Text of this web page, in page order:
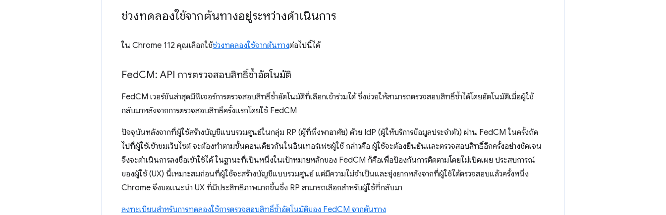
ช่วงทดลองใช้จากต้นทางอยู่ระหว่างดำเนินการ
ใน Chrome 112 คุณเลือกใช้ช่วงทดลองใช้จากต้นทางต่อไปนี้ได้
FedCM: API การตรวจสอบสิทธิ์ซ้ำอัตโนมัติ
FedCM เวอร์ชันล่าสุดมีฟีเจอร์การตรวจสอบสิทธิ์ซ้ำอัตโนมัติที่เลือกเข้าร่วมได้ ซึ่งช่วยให้สามารถตรวจสอบสิทธิ์ซ้ำได้โดยอัตโนมัติเมื่อผู้ใช้
กลับมาหลังจากการตรวจสอบสิทธิ์ครั้งแรกโดยใช้ FedCM
ปัจจุบันหลังจากที่ผู้ใช้สร้างบัญชีแบบรวมศูนย์ในกลุ่ม RP (ผู้ที่พึ่งพาอาศัย) ด้วย IdP (ผู้ให้บริการข้อมูลประจำตัว) ผ่าน FedCM ในครั้งถัด
ไปที่ผู้ใช้เข้าชมเว็บไซต์ จะต้องทำตามขั้นตอนเดียวกันในอินเทอร์เฟซผู้ใช้ กล่าวคือ ผู้ใช้จะต้องยืนยันและตรวจสอบสิทธิ์อีกครั้งอย่างชัดเจน
จึงจะดําเนินการลงชื่อเข้าใช้ได้ ในฐานะที่เป็นหนึ่งในเป้าหมายหลักของ FedCM ก็คือเพื่อป้องกันการติดตามโดยไม่เปิดเผย ประสบการณ์
ของผู้ใช้ (UX) นี้เหมาะสมก่อนที่ผู้ใช้จะสร้างบัญชีแบบรวมศูนย์ แต่มีความไม่จำเป็นและยุ่งยากหลังจากที่ผู้ใช้ได้ตรวจสอบแล้วครั้งหนึ่ง
Chrome จึงขอแนะนำ UX ที่มีประสิทธิภาพมากขึ้นซึ่ง RP สามารถเลือกสำหรับผู้ใช้ที่กลับมา
ลงทะเบียนสำหรับการทดลองใช้การตรวจสอบสิทธิ์ซ้ำอัตโนมัติของ FedCM จากต้นทาง